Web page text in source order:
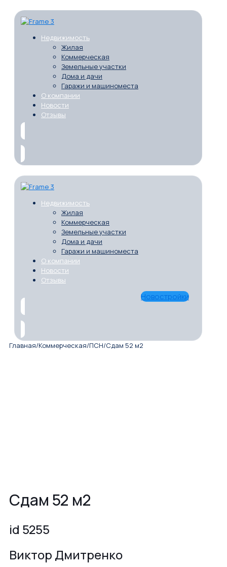
Недвижимость
Жилая
Коммерческая
Земельные участки
Дома и дачи
Гаражи и машиноместа
О компании
Новости
Отзывы
Недвижимость
Жилая
Коммерческая
Земельные участки
Дома и дачи
Гаражи и машиноместа
О компании
Новости
Отзывы
Новостройки
Главная/Коммерческая/ПСН/Сдам 52 м2
Сдам 52 м2
id 5255
Виктор Дмитренко